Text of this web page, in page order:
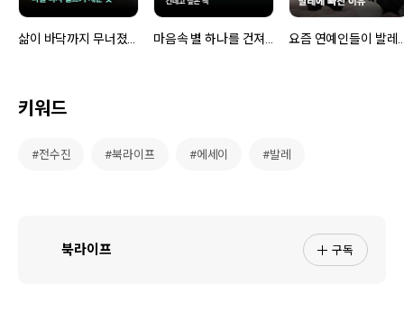
키워드
#전수진 #북라이프 #에세이 #발레
북라이프 구독